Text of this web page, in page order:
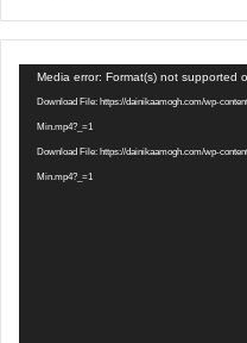
Video
Player
Media error: Format(s) not supported
Download File: https://dainikaamogh.com/wp-
Min.mp4?_=1
Download File: https://dainikaamogh.com/wp-
Min.mp4?_=1